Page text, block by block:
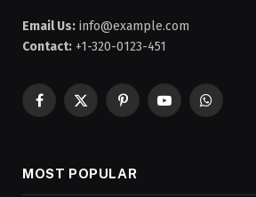
Email Us: info@example.com
Contact: +1-320-0123-451
Facebook
X
PinterestYouTubeWhatsApp
MOST POPULAR